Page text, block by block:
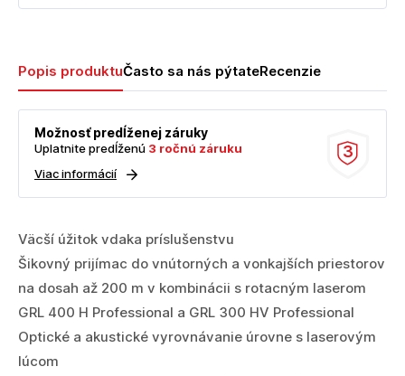
Popis produktuČasto sa nás pýtateRecenzie
3
Možnosť predĺženej záruky
Uplatnite predĺženú 3 ročnú záruku
Viac informácií
Väcší úžitok vdaka príslušenstvu
Šikovný prijímac do vnútorných a vonkajších priestorov
na dosah až 200 m v kombinácii s rotacným laserom
GRL 400 H Professional a GRL 300 HV Professional
Optické a akustické vyrovnávanie úrovne s laserovým
lúcom